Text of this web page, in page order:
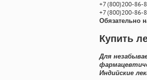
+7(800)200-86-
+7(800)200-86-
Обязательно
Купить
Для
Индийские